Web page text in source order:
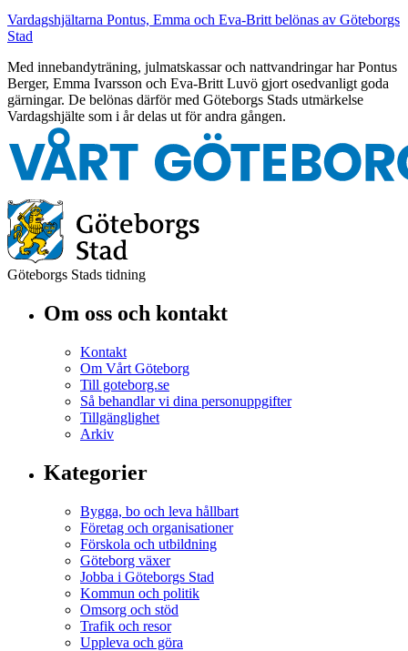
Vardagshjältarna Pontus, Emma och Eva-Britt belönas av Göteborgs
Stad
Med innebandyträning, julmatskassar och nattvandringar har Pontus
Berger, Emma Ivarsson och Eva-Britt Luvö gjort osedvanligt goda
gärningar. De belönas därför med Göteborgs Stads utmärkelse
Vardagshjälte som i år delas ut för andra gången.
Göteborgs Stads tidning
Om oss och kontakt
Kontakt
Om Vårt Göteborg
Till goteborg.se
Så behandlar vi dina personuppgifter
Tillgänglighet
Arkiv
Kategorier
Bygga, bo och leva hållbart
Företag och organisationer
Förskola och utbildning
Göteborg växer
Jobba i Göteborgs Stad
Kommun och politik
Omsorg och stöd
Trafik och resor
Uppleva och göra